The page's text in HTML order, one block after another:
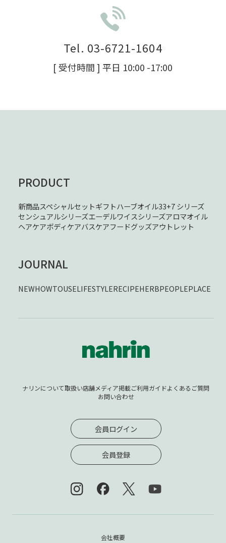
Tel. 03-6721-1604
[ 受付時間 ] 平日 10:00 -17:00
PRODUCT
新商品スペシャルセットギフトハーブオイル33+7 シリーズ
センシュアルシリーズエーデルワイスシリーズアロマオイル
ヘアケアボディケアバスケアフードグッズアウトレット
JOURNAL
NEWHOWTOUSELIFESTYLERECIPEHERBPEOPLEPLACE
ナリンについて取扱い店舗メディア掲載ご利用ガイドよくあるご質問
お問い合わせ
会員ログイン
会員登録
会社概要